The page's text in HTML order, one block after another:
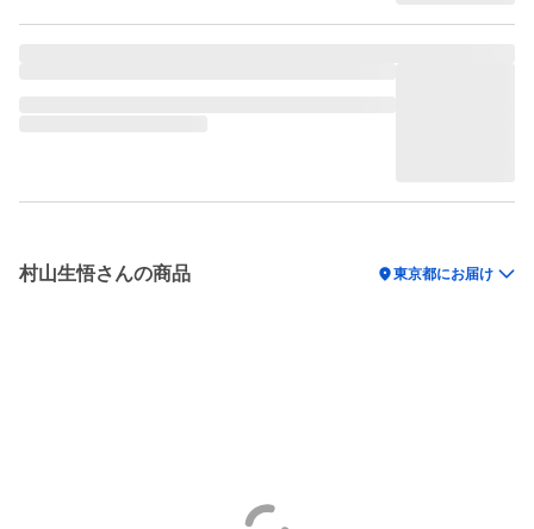
村山生悟さんの商品 location_on東京都にお届け